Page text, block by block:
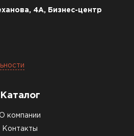
4А, Бизнес-центр
Каталог
компании
Контакты